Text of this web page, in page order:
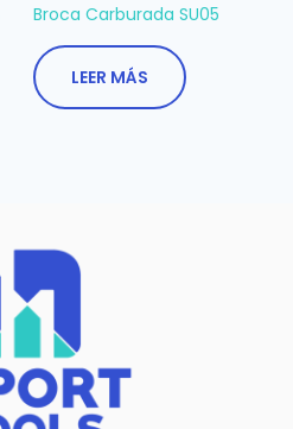
Broca Carburada SU05
LEER MÁS